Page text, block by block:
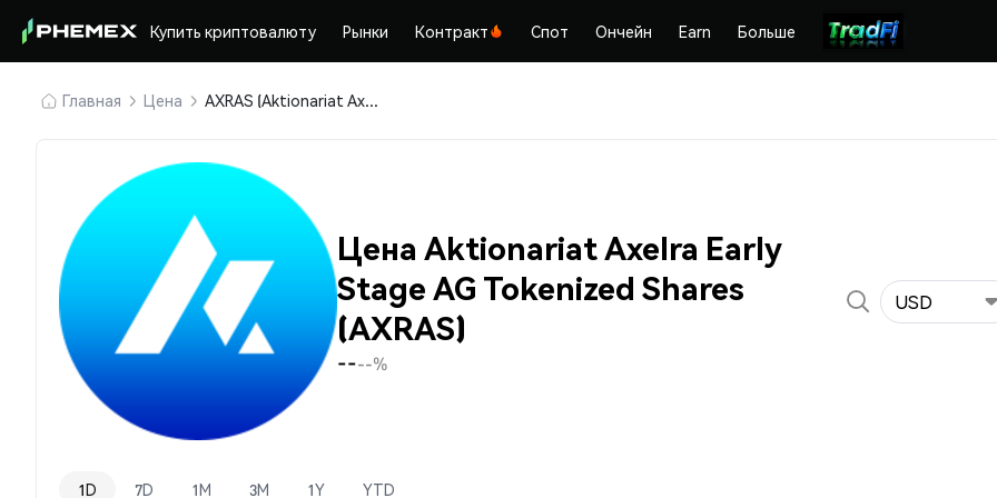
Купить криптовалюту Рынки Контракт Спот Ончейн Earn Больше
Главная Цена AXRAS (Aktionariat Axelra Early Stage AG Tokenized Shares)
Цена Aktionariat Axelra Early
Stage AG Tokenized Shares
(AXRAS)
----%
USD
1D 7D 1M 3M 1Y YTD